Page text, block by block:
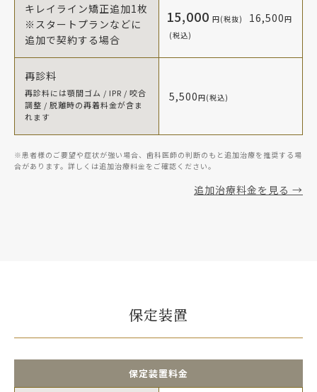
キレイライン矯正追加1枚
※スタートプランなどに
追加で契約する場合
15,000 円(税抜) 16,500円
(税込)
再診料
再診料には顎間ゴム / IPR / 咬合
調整 / 脱離時の再着料金が含ま
れます
5,500円(税込)
※患者様のご要望や症状が強い場合、歯科医師の判断のもと追加治療を推奨する場
合があります。詳しくは追加治療料金をご確認ください。
追加治療料金を見る →
保定装置
保定装置料金